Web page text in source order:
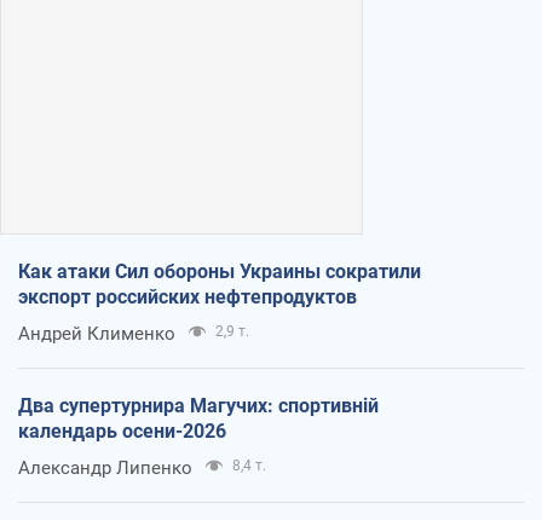
Как атаки Сил обороны Украины сократили
экспорт российских нефтепродуктов
Андрей Клименко 2,9 т.
Два супертурнира Магучих: спортивній
календарь осени-2026
Александр Липенко 8,4 т.